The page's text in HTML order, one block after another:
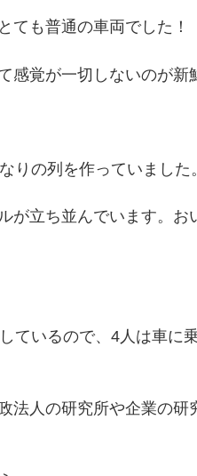
ても普通の車両でした！
覚が一切しないのが新
りの列を作っていました。
が立ち並んでいます。お
ているので、4人は車に
法人の研究所や企業の研